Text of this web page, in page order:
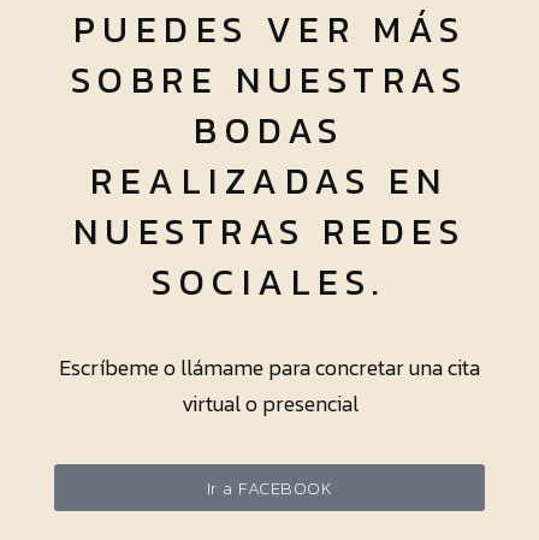
PUEDES VER MÁS
SOBRE NUESTRAS
BODAS
REALIZADAS EN
NUESTRAS REDES
SOCIALES.
Escríbeme o llámame para concretar una cita
virtual o presencial
Ir a FACEBOOK